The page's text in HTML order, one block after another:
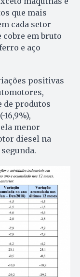
que mais
cada setor
em bruto
e aço
positivas
de produtos
menor
diesel na